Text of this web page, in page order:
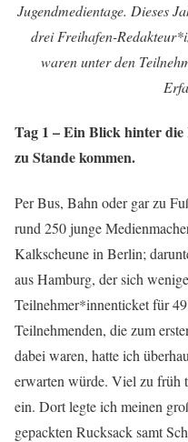
Jugendmedientage. Dieses
drei Freihafen-
waren unter den
Tag 1 – Ein Blick hinter
zu Stande kommen.
Per Bus, Bahn oder gar zu
rund 250 junge
Kalkscheune in Berlin;
aus Hamburg, der sich
Teilnehmer*innenticket für
Teilnehmenden, die zum
dabei waren, hatte ich
erwarten würde. Viel zu früh
ein. Dort legte ich meinen
gepackten Rucksack samt